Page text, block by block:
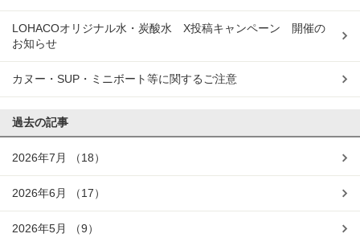
LOHACOオリジナル水・炭酸水 X投稿キャンペーン 開催の
お知らせ
カヌー・SUP・ミニボート等に関するご注意
過去の記事
2026年7月 （18）
2026年6月 （17）
2026年5月 （9）